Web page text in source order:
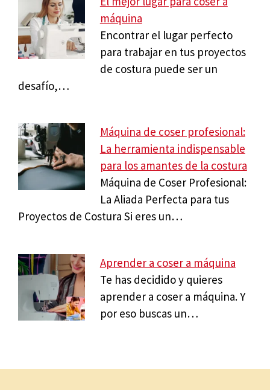
máquina
Encontrar el lugar perfecto
para trabajar en tus proyectos
de costura puede ser un
desafío,…
Máquina de coser profesional:
La herramienta indispensable
para los amantes de la costura
Máquina de Coser Profesional:
La Aliada Perfecta para tus
Proyectos de Costura Si eres un…
Aprender a coser a máquina
Te has decidido y quieres
aprender a coser a máquina. Y
por eso buscas un…